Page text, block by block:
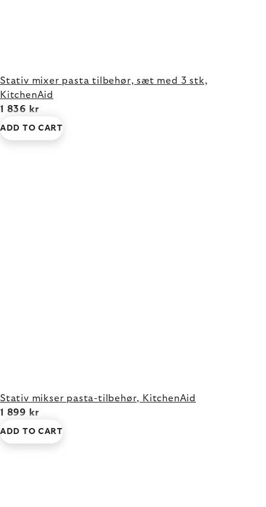
Stativ mixer pasta tilbehør, sæt med 3 stk,
KitchenAid
1 836 kr
ADD TO CART
Stativ mikser pasta-tilbehør, KitchenAid
1 899 kr
ADD TO CART